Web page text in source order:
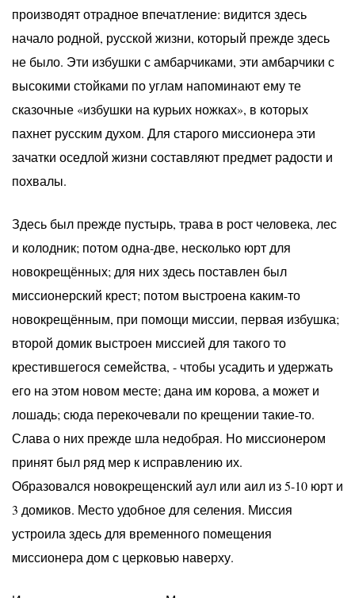
производят отрадное впечатление: видится здесь
начало родной, русской жизни, который прежде здесь
не было. Эти избушки с амбарчиками, эти амбарчики с
высокими стойками по углам напоминают ему те
сказочные «избушки на курьих ножках», в которых
пахнет русским духом. Для старого миссионера эти
зачатки оседлой жизни составляют предмет радости и
похвалы.
Здесь был прежде пустырь, трава в рост человека, лес
и колодник; потом одна-две, несколько юрт для
новокрещённых; для них здесь поставлен был
миссионерский крест; потом выстроена каким-то
новокрещённым, при помощи миссии, первая избушка;
второй домик выстроен миссией для такого то
крестившегося семейства, - чтобы усадить и удержать
его на этом новом месте; дана им корова, а может и
лошадь; сюда перекочевали по крещении такие-то.
Слава о них прежде шла недобрая. Но миссионером
принят был ряд мер к исправлению их.
Образовался новокрещенский аул или аил из 5-10 юрт и
3 домиков. Место удобное для селения. Миссия
устроила здесь для временного помещения
миссионера дом с церковью наверху.